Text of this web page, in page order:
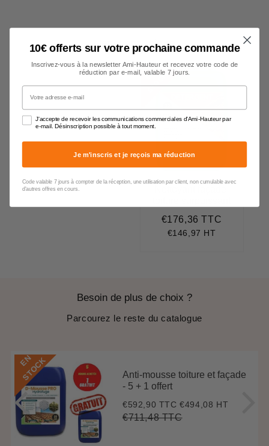
Nettoyant Toiture
E
N
S
T
O
C
K
Prix
régulier
€176,36 TTC
€146,97 HT
Besoin de plus de choix ?
Parcourez le reste du catalogue
E
N
S
T
O
C
K
Anti-mousse toiture et façade
- 5 + 1 offert
Prix
réduit
€592,90 TTC€592,90
€494,08 HT
Prix
€711,48 TTC€711,48
10€ offerts sur votre prochaine commande
Inscrivez-vous à la newsletter Ami-Hauteur et recevez votre code de
réduction par e-mail, valable 7 jours.
Votre adresse e-mail
J'accepte de recevoir les communications commerciales d'Ami-Hauteur par
e-mail. Désinscription possible à tout moment.
Je m'inscris et je reçois ma réduction
Code valable 7 jours à compter de la réception, une utilisation par client, non cumulable avec
d'autres offres en cours.